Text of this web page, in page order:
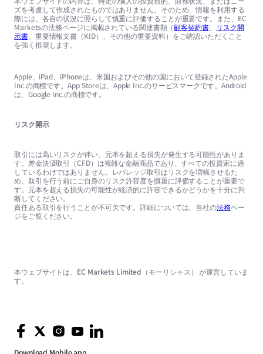
ズを考慮して作成されたものではありません。そのため、情報を利用する
際には、各自の状況に照らして慎重に評価することが重要です。また、EC
Marketsの法務ページに掲載されている関連書類（顧客契約書、
リスク開
示書、重要情報文書（KID）、その他の重要資料）をご確認いただくこと
を強く推奨します。
Apple、iPad、iPhoneは、米国およびその他の国において登録されたApple
Inc.の商標です。App Storeは、Apple Inc.のサービスマークです。Android
は、Google Inc.の商標です。
リスク開示
取引には高いリスクが伴い、元本を超える損失が発生する可能性がありま
す。差金決済取引（CFD）は複雑な金融商品であり、すべての投資家に適
しているわけではありません。レバレッジ取引はリスクを増幅させるた
め、取引を行う前にご自身のリスク許容度を慎重に評価することが重要で
す。元本を超える損失の可能性が経済的に許容できるかどうかを十分に判
断してください。
責任ある取引を行うことが不可欠です。詳細については、当社の法務ペー
ジをご覧ください。
本ウェブサイトは、EC Markets Limited（モーリシャス） が運営していま
す。